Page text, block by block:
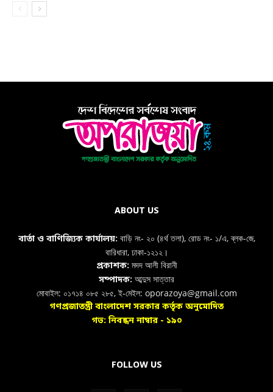
ABOUT US
বার্তা ও বাণিজ্যিক কার্যালয়: বাড়ি নং- ২০ (৪র্থ তলা), রোড নং- ১/এ, ব্লক-জে,
বারিধারা, ঢাকা-১২১২।
প্রকাশক:মদদ আলী বিরানী
সম্পাদক: আব্দুস সাত্তার
মোবাইল: ০১৭১৪ ০৮৫ ২৮৫, ই-মেইল: oporazoya@gmail.com
গণপ্রজাতন্ত্রী বাংলাদেশ সরকার কর্তৃক অনুমোদিত
গভ: নিবন্ধন নাম্বার - ১৯০
FOLLOW US